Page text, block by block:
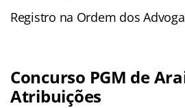
Registro na Ordem dos
Concurso PGM de
Atribuições